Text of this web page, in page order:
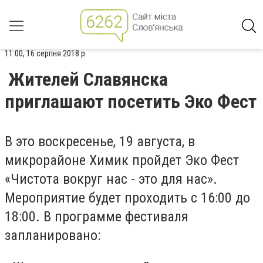
11:00, 16 серпня 2018 р.
Жителей Славянска
приглашают посетить Эко Фест
В это воскресенье, 19 августа, в
микрорайоне Химик пройдет Эко Фест
«Чистота вокруг нас - это для нас».
Мероприятие будет проходить с 16:00 до
18:00. В программе фестиваля
запланировано: